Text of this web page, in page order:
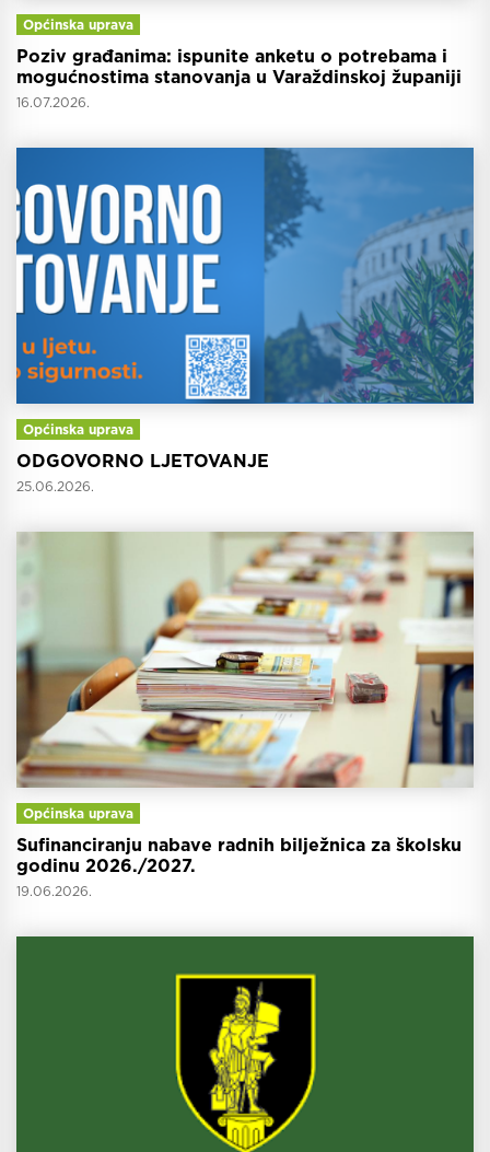
Općinska uprava
Poziv građanima: ispunite anketu o potrebama i
mogućnostima stanovanja u Varaždinskoj županiji
16.07.2026.
Općinska uprava
ODGOVORNO LJETOVANJE
25.06.2026.
Općinska uprava
Sufinanciranju nabave radnih bilježnica za školsku
godinu 2026./2027.
19.06.2026.